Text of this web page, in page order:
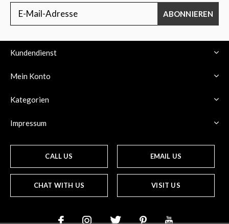
ABONNIEREN
Kundendienst
Mein Konto
Kategorien
Impressum
CALL US EMAIL US
CHAT WITH US VISIT US